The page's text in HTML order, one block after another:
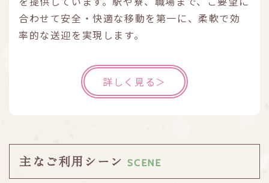
合わせて安全・快適な移動を第一に、柔軟で効
率的な送迎を実現します。
詳しく見る＞
主なご利用シーン SCENE